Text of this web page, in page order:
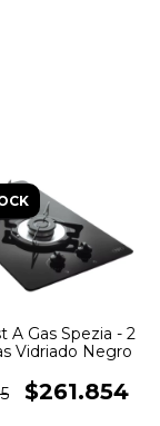
A Gas Spezia - 2
Vidriado Negro
$261.854